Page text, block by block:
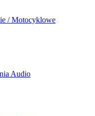
/ Motocyklowe
Audio